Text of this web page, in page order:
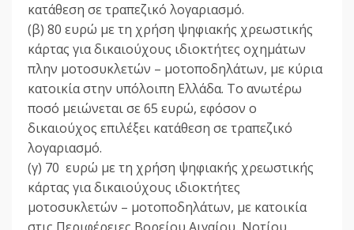
κατάθεση σε τραπεζικό λογαριασμό.
(β) 80 ευρώ με τη χρήση ψηφιακής χρεωστικής
κάρτας για δικαιούχους ιδιοκτήτες οχημάτων
πλην μοτοσυκλετών – μοτοποδηλάτων, με κύρια
κατοικία στην υπόλοιπη Ελλάδα. Το ανωτέρω
ποσό μειώνεται σε 65 ευρώ, εφόσον ο
δικαιούχος επιλέξει κατάθεση σε τραπεζικό
λογαριασμό.
(γ) 70 ευρώ με τη χρήση ψηφιακής χρεωστικής
κάρτας για δικαιούχους ιδιοκτήτες
μοτοσυκλετών – μοτοποδηλάτων, με κατοικία